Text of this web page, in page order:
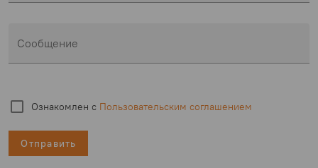
Сообщение
Ознакомлен с Пользовательским соглашением
Отправить